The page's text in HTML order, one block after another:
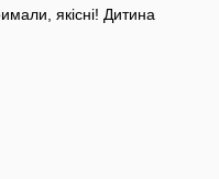
якісні! Дитина